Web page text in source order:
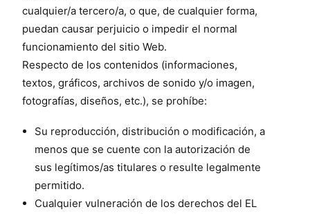
cualquier/a tercero/a, o que, de cualquier forma,
puedan causar perjuicio o impedir el normal
funcionamiento del sitio Web.
Respecto de los contenidos (informaciones,
textos, gráficos, archivos de sonido y/o imagen,
fotografías, diseños, etc.), se prohíbe:
Su reproducción, distribución o modificación, a
menos que se cuente con la autorización de
sus legítimos/as titulares o resulte legalmente
permitido.
Cualquier vulneración de los derechos del EL